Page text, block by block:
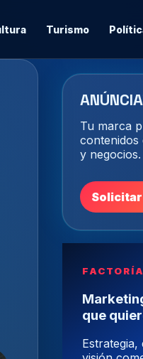
Turismo
Tu marca
contenidos
y negocios.
que